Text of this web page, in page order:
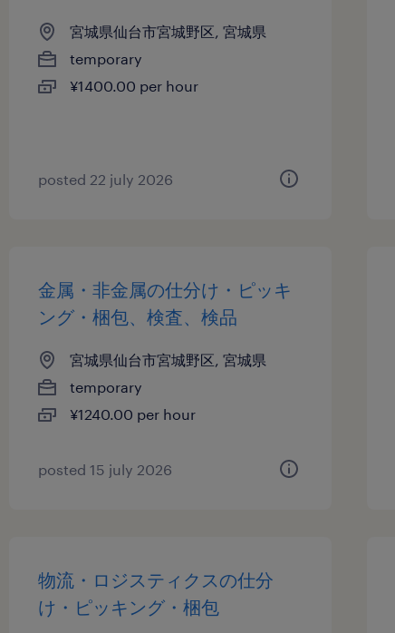
宮城県仙台市宮城野区, 宮城県
temporary
¥1400.00 per hour
posted 22 july 2026
金属・非金属の仕分け・ピッキ
ング・梱包、検査、検品
宮城県仙台市宮城野区, 宮城県
temporary
¥1240.00 per hour
posted 15 july 2026
物流・ロジスティクスの仕分
け・ピッキング・梱包